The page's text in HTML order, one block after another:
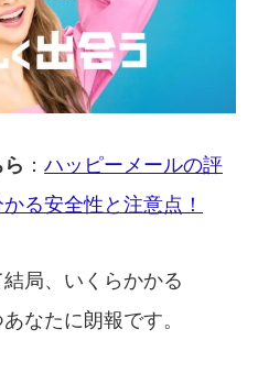
： ハッピーメールの評
る安全性と注意点！
結局、いくらかかる
なたに朗報です。